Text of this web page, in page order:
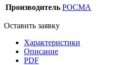
Производитель РОСМА
Оставить заявку
Характеристики
Описание
PDF